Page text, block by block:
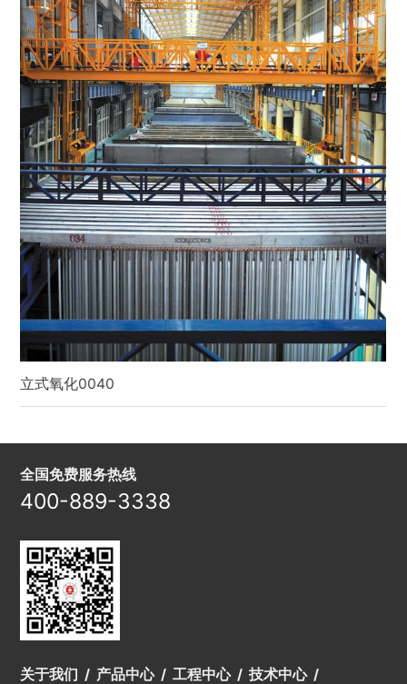
立式氧化0040
关于我们 产品中心 工程中心 技术中心
全国免费服务热线
400-889-3338